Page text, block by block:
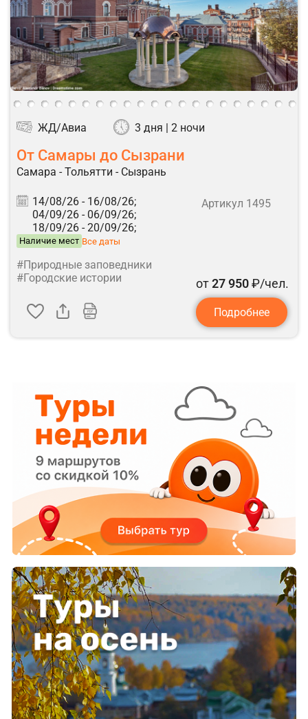
ЖД/Авиа 3 дня | 2 ночи
От Самары до Сызрани
Самара - Тольятти - Сызрань
14/08/26 - 16/08/26;
04/09/26 - 06/09/26;
18/09/26 - 20/09/26;
Наличие мест Все даты
Артикул 1495
#Природные заповедники
#Городские истории
от27 950₽/чел.
Подробнее